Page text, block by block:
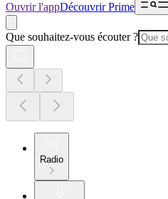
Ouvrir l'appDécouvrir Prime
Que souhaitez-vous écouter ?
Radio